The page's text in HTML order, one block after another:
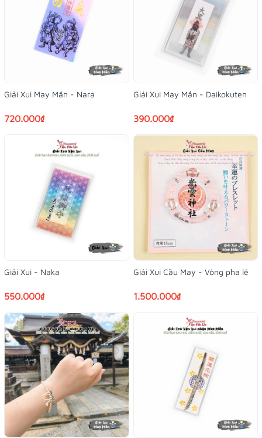
Giải Xui May Mắn - Nara
720.000₫
Giải Xui May Mắn - Daikokuten
390.000₫
Giải Xui - Naka
550.000₫
Giải Xui Cầu May - Vòng pha lê
1.500.000₫